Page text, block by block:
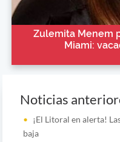
Zulemita Menem
Miami:
Noticias
¡El Litoral en alerta!
baja